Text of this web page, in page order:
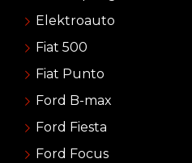
Elektroauto
Fiat 500
Fiat Punto
Ford B-max
Ford Fiesta
Ford Focus